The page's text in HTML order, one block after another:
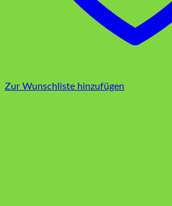
Zur Wunschliste hinzufügen